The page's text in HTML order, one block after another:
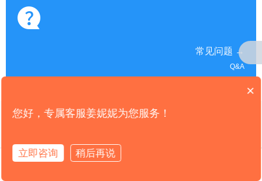
常见问题 →
Q&A
联系我们
×
您好，专属客服姜妮妮为您服务！
立即咨询
稍后再说
拨打电话